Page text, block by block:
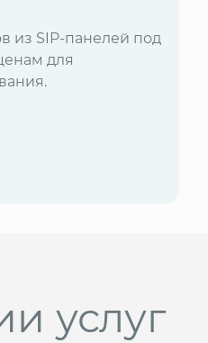
из SIP-панелей под
для
услуг